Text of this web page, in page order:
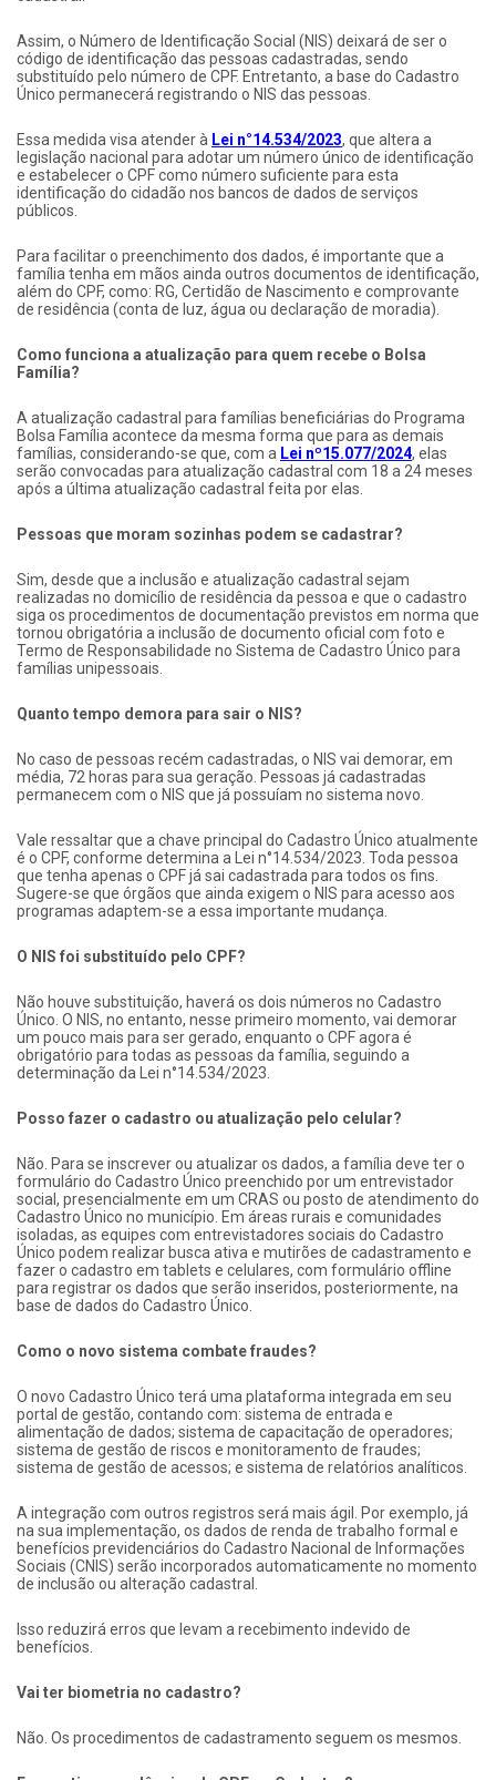
Assim, o Número de Identificação Social (NIS) deixará de ser o
código de identificação das pessoas cadastradas, sendo
substituído pelo número de CPF. Entretanto, a base do Cadastro
Único permanecerá registrando o NIS das pessoas.
Essa medida visa atender à Lei n°14.534/2023, que altera a
legislação nacional para adotar um número único de identificação
e estabelecer o CPF como número suficiente para esta
identificação do cidadão nos bancos de dados de serviços
públicos.
Para facilitar o preenchimento dos dados, é importante que a
família tenha em mãos ainda outros documentos de identificação,
além do CPF, como: RG, Certidão de Nascimento e comprovante
de residência (conta de luz, água ou declaração de moradia).
Como funciona a atualização para quem recebe o Bolsa
Família?
A atualização cadastral para famílias beneficiárias do Programa
Bolsa Família acontece da mesma forma que para as demais
famílias, considerando-se que, com a Lei nº15.077/2024, elas
serão convocadas para atualização cadastral com 18 a 24 meses
após a última atualização cadastral feita por elas.
Pessoas que moram sozinhas podem se cadastrar?
Sim, desde que a inclusão e atualização cadastral sejam
realizadas no domicílio de residência da pessoa e que o cadastro
siga os procedimentos de documentação previstos em norma que
tornou obrigatória a inclusão de documento oficial com foto e
Termo de Responsabilidade no Sistema de Cadastro Único para
famílias unipessoais.
Quanto tempo demora para sair o NIS?
No caso de pessoas recém cadastradas, o NIS vai demorar, em
média, 72 horas para sua geração. Pessoas já cadastradas
permanecem com o NIS que já possuíam no sistema novo.
Vale ressaltar que a chave principal do Cadastro Único atualmente
é o CPF, conforme determina a Lei n°14.534/2023. Toda pessoa
que tenha apenas o CPF já sai cadastrada para todos os fins.
Sugere-se que órgãos que ainda exigem o NIS para acesso aos
programas adaptem-se a essa importante mudança.
O NIS foi substituído pelo CPF?
Não houve substituição, haverá os dois números no Cadastro
Único. O NIS, no entanto, nesse primeiro momento, vai demorar
um pouco mais para ser gerado, enquanto o CPF agora é
obrigatório para todas as pessoas da família, seguindo a
determinação da Lei n°14.534/2023.
Posso fazer o cadastro ou atualização pelo celular?
Não. Para se inscrever ou atualizar os dados, a família deve ter o
formulário do Cadastro Único preenchido por um entrevistador
social, presencialmente em um CRAS ou posto de atendimento do
Cadastro Único no município. Em áreas rurais e comunidades
isoladas, as equipes com entrevistadores sociais do Cadastro
Único podem realizar busca ativa e mutirões de cadastramento e
fazer o cadastro em tablets e celulares, com formulário offline
para registrar os dados que serão inseridos, posteriormente, na
base de dados do Cadastro Único.
Como o novo sistema combate fraudes?
O novo Cadastro Único terá uma plataforma integrada em seu
portal de gestão, contando com: sistema de entrada e
alimentação de dados; sistema de capacitação de operadores;
sistema de gestão de riscos e monitoramento de fraudes;
sistema de gestão de acessos; e sistema de relatórios analíticos.
A integração com outros registros será mais ágil. Por exemplo, já
na sua implementação, os dados de renda de trabalho formal e
benefícios previdenciários do Cadastro Nacional de Informações
Sociais (CNIS) serão incorporados automaticamente no momento
de inclusão ou alteração cadastral.
Isso reduzirá erros que levam a recebimento indevido de
benefícios.
Vai ter biometria no cadastro?
Não. Os procedimentos de cadastramento seguem os mesmos.